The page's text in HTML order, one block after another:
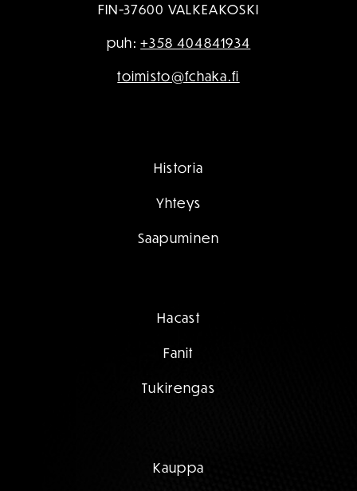
FIN-37600 VALKEAKOSKI
puh:+358 404841934
toimisto@fchaka.fi
Historia
Yhteys
Saapuminen
Hacast
Fanit
Tukirengas
Kauppa